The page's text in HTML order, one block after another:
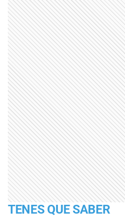
TENES QUE SABER